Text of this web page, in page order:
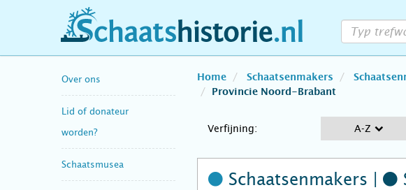
schaatshistorie.nl
Over ons
Lid of donateur
worden?
Schaatsmusea
Home Schaatsenmakers
Provincie Noord-Brabant
Verfijning: A-Z
Schaatsenmakers |